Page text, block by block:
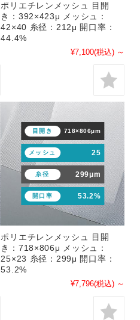
ポリエチレンメッシュ 目開
き：392×423μ メッシュ：
42×40 糸径：212μ 開口率：
44.4%
¥7,100(税込) ～
目開き 718×806μm
メッシュ 25
糸径 299μm
開口率 53.2%
ポリエチレンメッシュ 目開
き：718×806μ メッシュ：
25×23 糸径：299μ 開口率：
53.2%
¥7,796(税込) ～